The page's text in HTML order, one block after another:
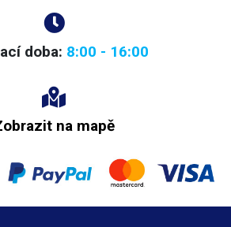
doba: 8:00 - 16:00
na mapě